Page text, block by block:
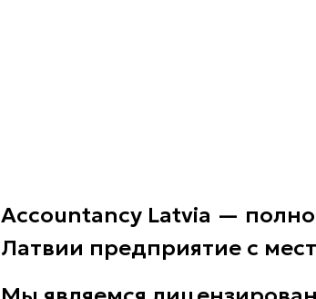
Accountancy Latvia —
Латвии предприятие с